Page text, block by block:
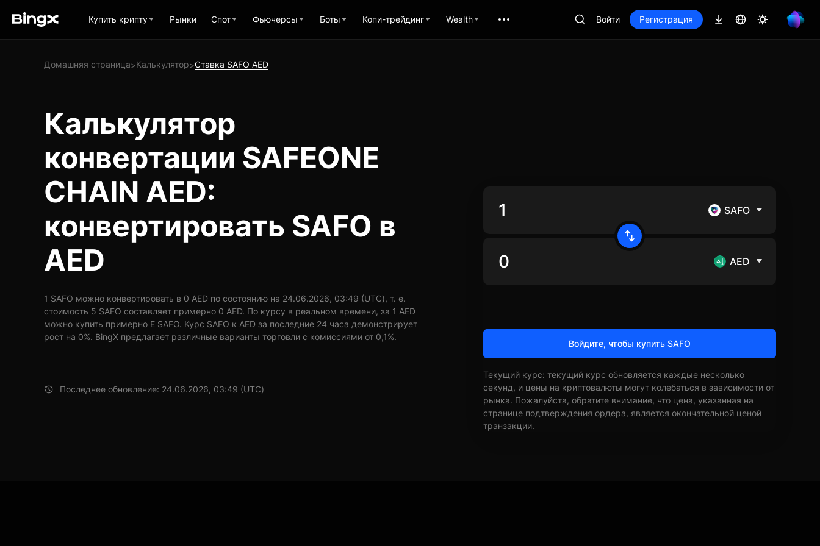
Купить крипту Рынки Спот Фьючерсы Боты Копи-трейдинг Wealth Войти Регистрация
Домашняя страница>Калькулятор>Ставка SAFO AED
Калькулятор
конвертации SAFEONE
CHAIN AED:
конвертировать SAFO в
AED
1 SAFO можно конвертировать в 0 AED по состоянию на 24.06.2026, 03:49 (UTC), т. е.
стоимость 5 SAFO составляет примерно 0 AED. По курсу в реальном времени, за 1 AED
можно купить примерно E SAFO. Курс SAFO к AED за последние 24 часа демонстрирует
рост на 0%. BingX предлагает различные варианты торговли с комиссиями от 0,1%.
Последнее обновление: 24.06.2026, 03:49 (UTC)
SAFO
AED
Войдите, чтобы купить SAFO
Текущий курс: текущий курс обновляется каждые несколько
секунд, и цены на криптовалюты могут колебаться в зависимости от
рынка. Пожалуйста, обратите внимание, что цена, указанная на
странице подтверждения ордера, является окончательной ценой
транзакции.